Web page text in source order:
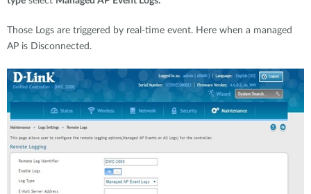
Those Logs are triggered by real-time event. Here when a managed
AP is Disconnected.